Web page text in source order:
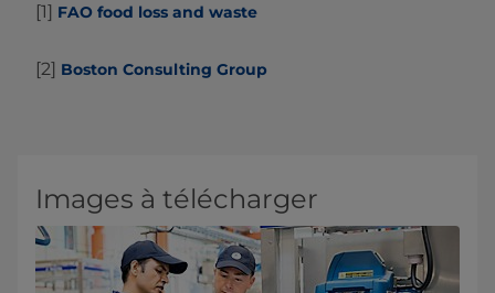
[1] FAO food loss and waste
[2] Boston Consulting Group
Images à télécharger